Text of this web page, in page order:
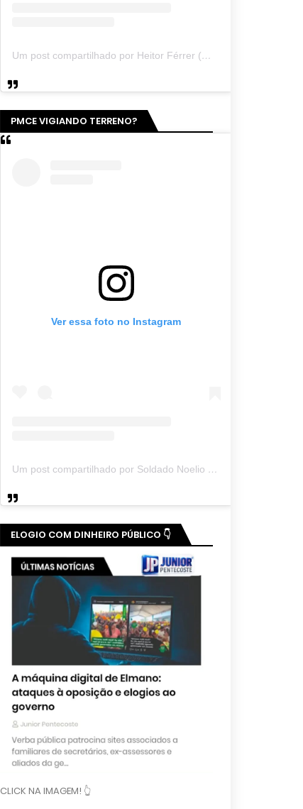
Um post compartilhado por Heitor Férrer (@heitor_ferrer77)
PMCE VIGIANDO TERRENO?
Ver essa foto no Instagram
Um post compartilhado por Soldado Noelio (@soldadonoelio)
ELOGIO COM DINHEIRO PÚBLICO 👇
CLICK NA IMAGEM! 👆